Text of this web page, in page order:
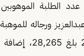
عدد الطلبة
ورجاله